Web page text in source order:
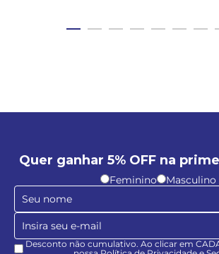
Quer ganhar 5% OFF na
Feminino Masculino
Desconto não cumulativo. Ao clicar em